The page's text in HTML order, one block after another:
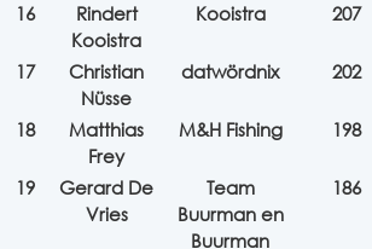
16
Rindert
Kooistra
Kooistra 207
17
Christian
Nüsse
datwördnix 202
18
Matthias
Frey
M&H Fishing 198
19
Gerard De
Vries
Team
Buurman en
Buurman
186